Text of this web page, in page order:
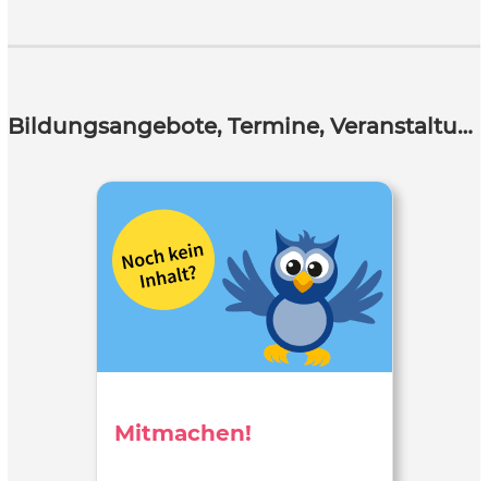
Bildungsangebote, Termine, Veranstaltungen
Mitmachen!